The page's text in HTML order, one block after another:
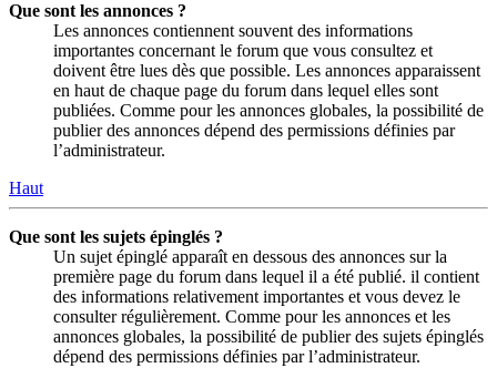
Que sont les annonces ?
Les annonces contiennent souvent des informations
importantes concernant le forum que vous consultez et
doivent être lues dès que possible. Les annonces apparaissent
en haut de chaque page du forum dans lequel elles sont
publiées. Comme pour les annonces globales, la possibilité de
publier des annonces dépend des permissions définies par
l’administrateur.
Haut
Que sont les sujets épinglés ?
Un sujet épinglé apparaît en dessous des annonces sur la
première page du forum dans lequel il a été publié. il contient
des informations relativement importantes et vous devez le
consulter régulièrement. Comme pour les annonces et les
annonces globales, la possibilité de publier des sujets épinglés
dépend des permissions définies par l’administrateur.